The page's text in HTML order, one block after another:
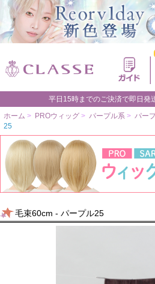
平日15時までのご決済で即日発
ホーム > PROウィッグ > パープル系 > パー
25
毛束60cm - パープル25